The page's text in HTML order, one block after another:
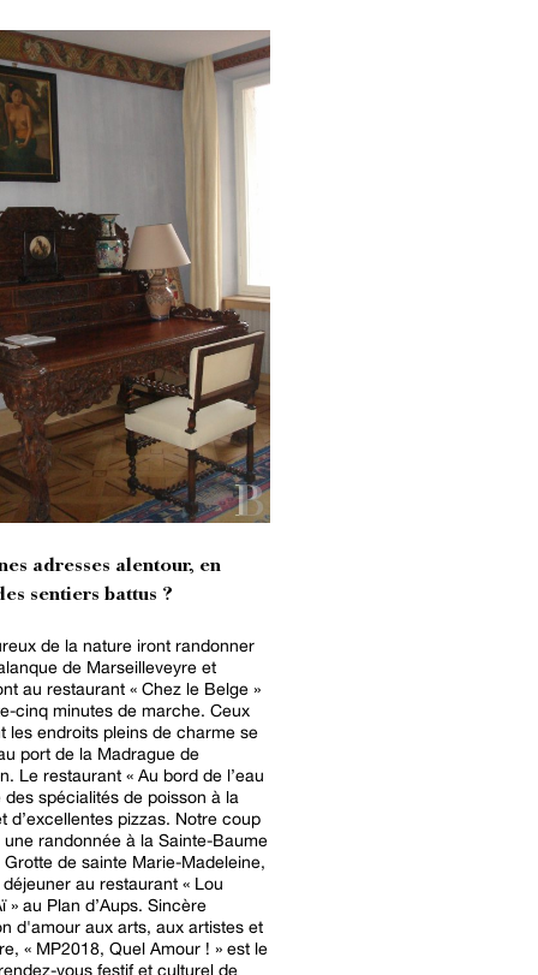
adresses alentour, en
sentiers battus ?
de la nature iront randonner
de Marseilleveyre et
au restaurant « Chez le Belge »
cinq minutes de marche. Ceux
les endroits pleins de charme se
port de la Madrague de
Le restaurant « Au bord de l’eau
des spécialités de poisson à la
d’excellentes pizzas. Notre coup
randonnée à la Sainte-Baume
Grotte de sainte Marie-Madeleine,
déjeuner au restaurant « Lou
» au Plan d’Aups. Sincère
d'amour aux arts, aux artistes et
« MP2018, Quel Amour ! » est le
vous festif et culturel de